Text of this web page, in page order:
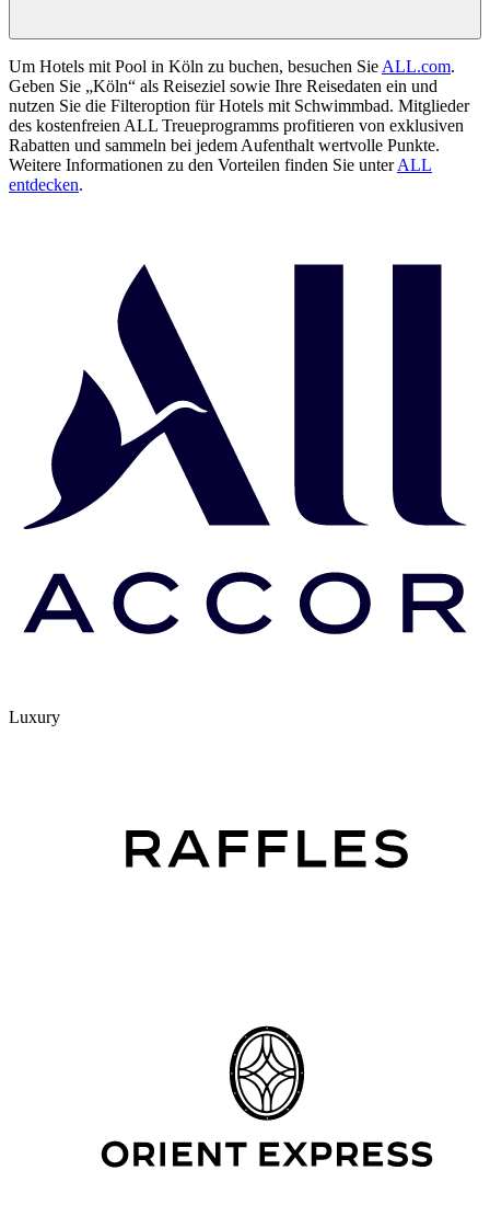
Um Hotels mit Pool in Köln zu buchen, besuchen Sie ALL.com.
Geben Sie „Köln“ als Reiseziel sowie Ihre Reisedaten ein und
nutzen Sie die Filteroption für Hotels mit Schwimmbad. Mitglieder
des kostenfreien ALL Treueprogramms profitieren von exklusiven
Rabatten und sammeln bei jedem Aufenthalt wertvolle Punkte.
Weitere Informationen zu den Vorteilen finden Sie unterALL
entdecken.
Luxury